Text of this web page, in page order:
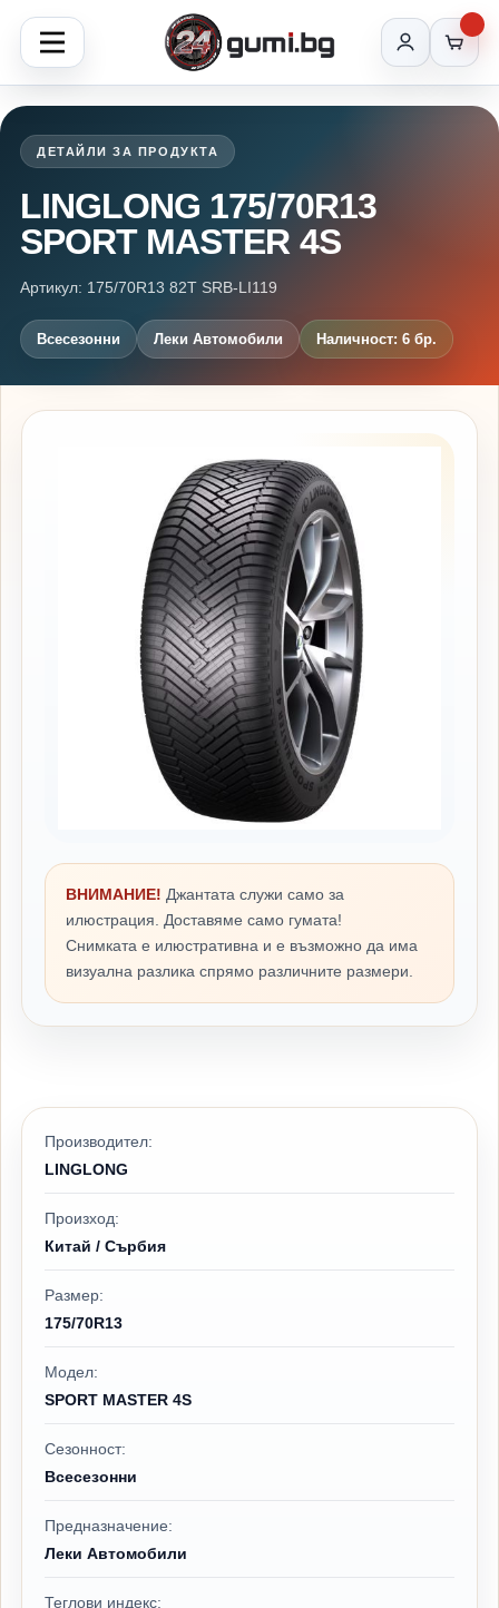
ДЕТАЙЛИ ЗА ПРОДУКТА
LINGLONG 175/70R13
SPORT MASTER 4S
Артикул: 175/70R13 82T SRB-LI119
Всесезонни Леки Автомобили Наличност: 6 бр.
ВНИМАНИЕ! Джантата служи само за
илюстрация. Доставяме само гумата!
Снимката е илюстративна и е възможно да има
визуална разлика спрямо различните размери.
Производител:
LINGLONG
Произход:
Китай / Сърбия
Размер:
175/70R13
Модел:
SPORT MASTER 4S
Сезонност:
Всесезонни
Предназначение:
Леки Автомобили
Теглови индекс: